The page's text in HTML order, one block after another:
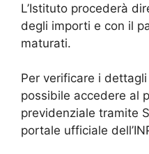
L’Istituto procederà
degli importi e con il
maturati.
Per verificare i
possibile accedere al
previdenziale tramite
portale ufficiale